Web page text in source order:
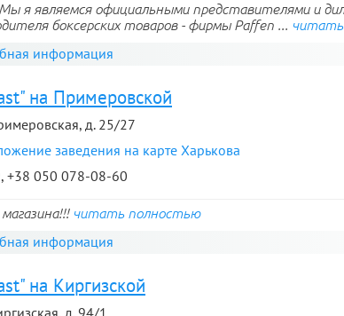
я являемся официальными представителями и
боксерских товаров - фирмы Paffen ...
информация
на Примеровской
д. 25/27
заведения на карте Харькова
+38 050 078-08-60
читать полностью
информация
на Киргизской
д. 94/1